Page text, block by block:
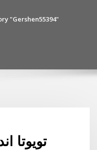
"Gershen55394"
تويوتا